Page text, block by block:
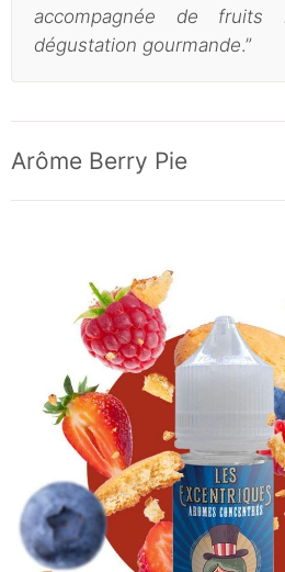
accompagnée de fruits
dégustation gourmande.”
Arôme Berry Pie